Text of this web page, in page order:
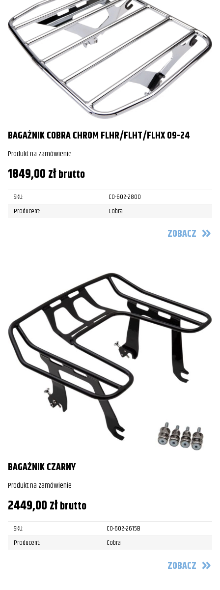
BAGAŻNIK COBRA CHROM FLHR/FLHT/FLHX 09-24
Produkt na zamówienie
1849,00złbrutto
SKU:
CO-602-2800
Producent:
Cobra
ZOBACZ
BAGAŻNIK CZARNY
Produkt na zamówienie
2449,00złbrutto
SKU:
CO-602-2615B
Producent:
Cobra
ZOBACZ